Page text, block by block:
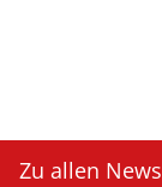
Zu allen News